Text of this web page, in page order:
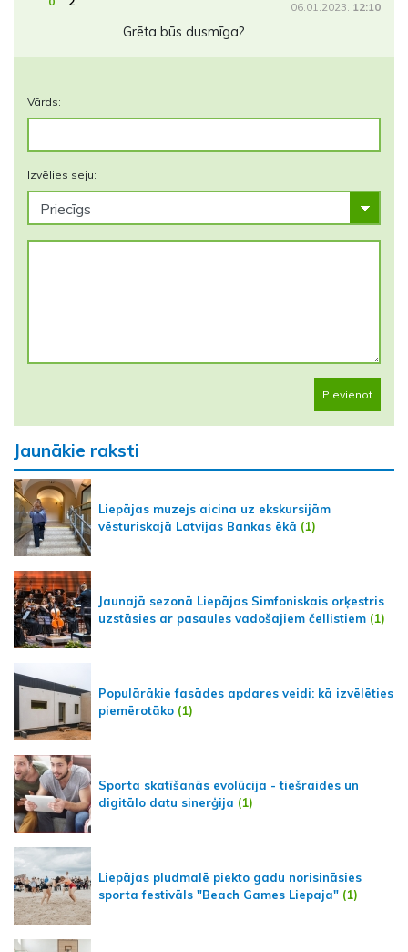
06.01.2023. 12:10
Grēta būs dusmīga?
Vārds:
Izvēlies seju:
Pievienot
Jaunākie raksti
Liepājas muzejs aicina uz ekskursijām
vēsturiskajā Latvijas Bankas ēkā (1)
Jaunajā sezonā Liepājas Simfoniskais orķestris
uzstāsies ar pasaules vadošajiem čellistiem (1)
Populārākie fasādes apdares veidi: kā izvēlēties
piemērotāko (1)
Sporta skatīšanās evolūcija - tiešraides un
digitālo datu sinerģija (1)
Liepājas pludmalē piekto gadu norisināsies
sporta festivāls "Beach Games Liepaja" (1)